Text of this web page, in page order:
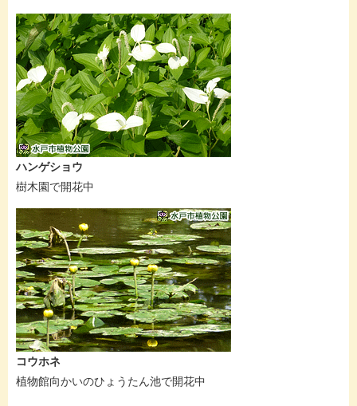
ハンゲショウ
樹木園で開花中
コウホネ
植物館向かいのひょうたん池で開花中